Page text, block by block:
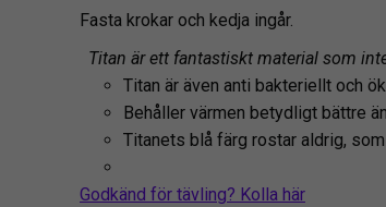
Fasta krokar och kedja ingår.
Titan är ett fantastiskt material som
Titan är även anti bakteriellt och
Behåller värmen betydligt bättre
Titanets blå färg rostar aldrig,
Godkänd för tävling? Kolla här